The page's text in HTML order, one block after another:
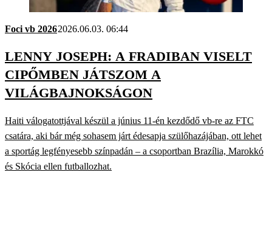
Foci vb 20262026.06.03. 06:44
LENNY JOSEPH: A FRADIBAN VISELT
CIPŐMBEN JÁTSZOM A
VILÁGBAJNOKSÁGON
Haiti válogatottjával készül a június 11-én kezdődő vb-re az FTC
csatára, aki bár még sohasem járt édesapja szülőhazájában, ott lehet
a sportág legfényesebb színpadán – a csoportban Brazília, Marokkó
és Skócia ellen futballozhat.